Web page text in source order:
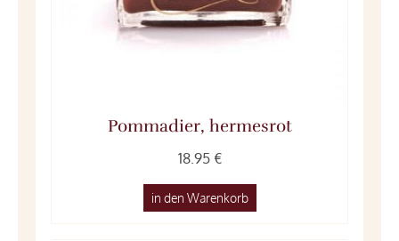
Pommadier, hermesrot
18.95 €
in den Warenkorb